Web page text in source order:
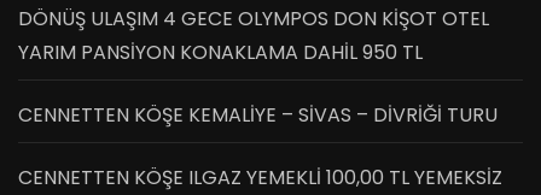
DÖNÜŞ ULAŞIM 4 GECE OLYMPOS DON KİŞOT OTEL
YARIM PANSİYON KONAKLAMA DAHİL 950 TL
CENNETTEN KÖŞE KEMALİYE – SİVAS – DİVRİĞİ TURU
CENNETTEN KÖŞE ILGAZ YEMEKLİ 100,00 TL YEMEKSİZ